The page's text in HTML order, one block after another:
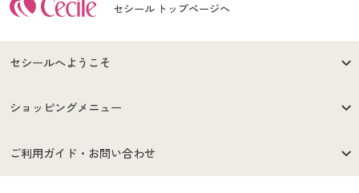
セシール トップページへ
セシールへようこそ
はじめての方へ
セシールご利用規約
ショッピングメニュー
商品カテゴリ
ご利用ガイド・お問い合わせ